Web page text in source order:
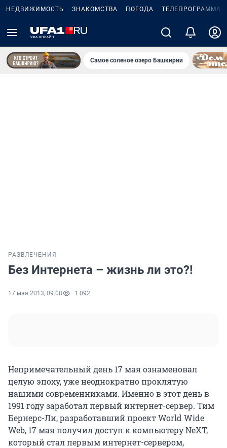
НЕДВИЖИМОСТЬ ЗНАКОМСТВА ПОГОДА ТЕЛЕПРОГРАММА
Самое соленое озеро Башкирии
РАЗВЛЕЧЕНИЯ
Без Интернета – жизнь ли это?!
17 мая 2013, 09:08 1 092
Непримечательный день 17 мая ознаменовал
целую эпоху, уже неоднократно проклятую
нашими современниками. Именно в этот день в
1991 году заработал первый интернет-сервер. Тим
Бернерс-Ли, разработавший проект World Wide
Web, 17 мая получил доступ к компьютеру NeXT,
который стал первым интернет-сервером,